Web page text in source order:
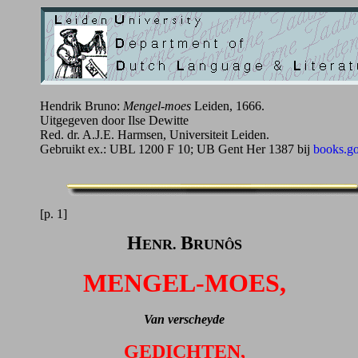
Hendrik Bruno: Mengel-moes Leiden, 1666.
Uitgegeven door Ilse Dewitte
Red. dr. A.J.E. Harmsen, Universiteit Leiden.
Gebruikt ex.: UBL 1200 F 10; UB Gent Her 1387 bij
[p. 1]
HENR. BRUNÔS
MENGEL-MOES,
Van verscheyde
GEDICHTEN,